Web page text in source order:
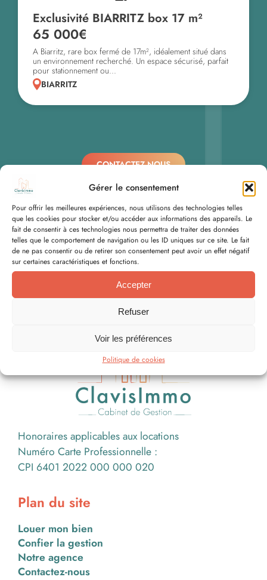
Gérer le consentement
Pour offrir les meilleures expériences, nous utilisons des technologies telles
que les cookies pour stocker et/ou accéder aux informations des appareils. Le
fait de consentir à ces technologies nous permettra de traiter des données
telles que le comportement de navigation ou les ID uniques sur ce site. Le fait
de ne pas consentir ou de retirer son consentement peut avoir un effet négatif
sur certaines caractéristiques et fonctions.
Accepter
Refuser
Voir les préférences
Politique de cookies
Exclusivité BIARRITZ box 17 m²
65 000€
A Biarritz, rare box fermé de 17m², idéalement situé dans
un environnement recherché. Un espace sécurisé, parfait
pour stationnement ou...
BIARRITZ
CONTACTEZ NOUS
Honoraires applicables aux locations
Numéro Carte Professionnelle :
CPI 6401 2022 000 000 020
Plan du site
Louer mon bien
Confier la gestion
Notre agence
Contactez-nous